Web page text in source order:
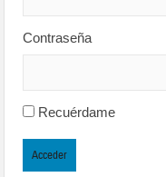
Contraseña
Recuérdame
Acceder